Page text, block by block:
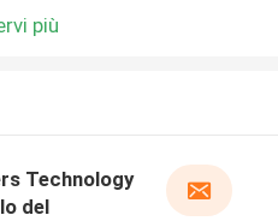
più
Technology
del